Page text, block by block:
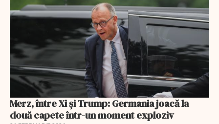
Merz, între Xi și Trump: Germania joacă la
două capete într-un moment exploziv